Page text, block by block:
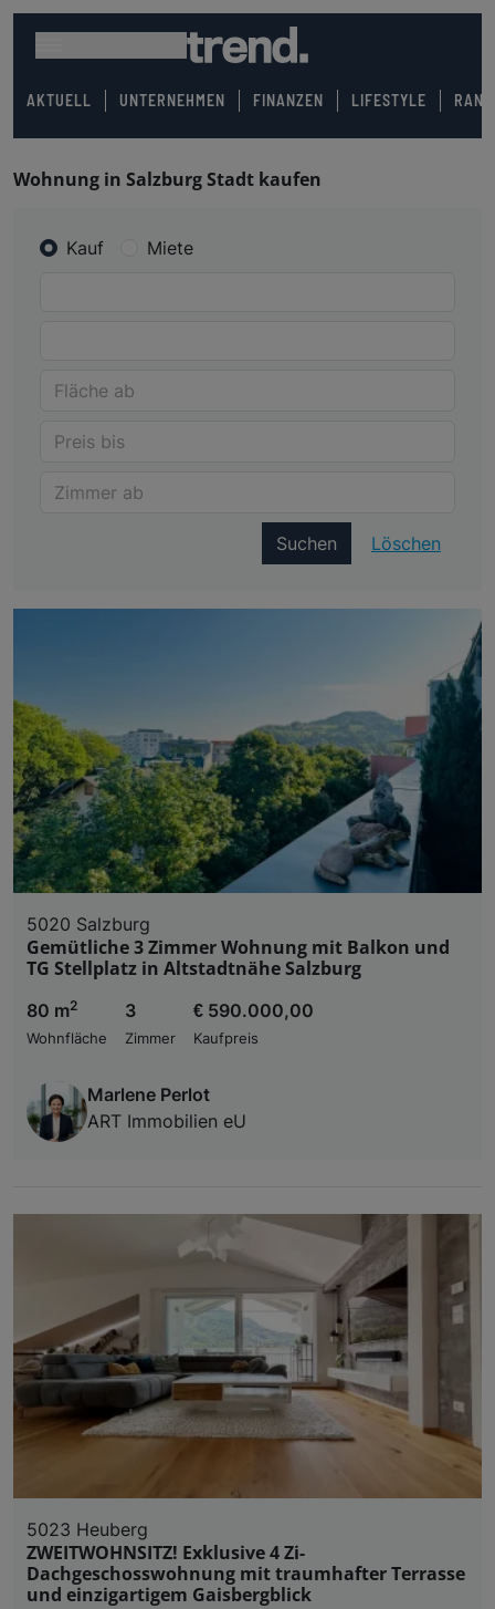
AKTUELL UNTERNEHMEN FINANZEN LIFESTYLE
Wohnung in Salzburg Stadt kaufen
Kauf Miete
Suchen Löschen
5020 Salzburg
Gemütliche 3 Zimmer Wohnung mit Balkon und
TG Stellplatz in Altstadtnähe Salzburg
80 m2
Wohnfläche
3
Zimmer
€ 590.000,00
Kaufpreis
Marlene Perlot
ART Immobilien eU
5023 Heuberg
ZWEITWOHNSITZ! Exklusive 4 Zi-
Dachgeschosswohnung mit traumhafter Terrasse
und einzigartigem Gaisbergblick